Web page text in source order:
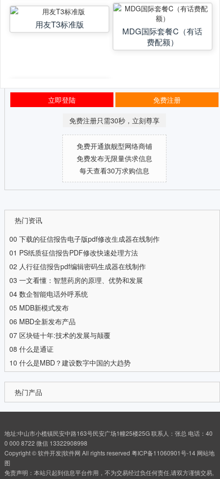
用友T3标准版
MDG国际套餐C（有话
费配额）
立即登陆 免费注册
免费注册只需30秒，立刻尊享
免费开通旗舰型网络商铺
免费发布无限量供求信息
每天查看30万求购信息
热门资讯
00 下载的征信报告电子版pdf修改生成器在线制作
01 PS纸质征信报告PDF修改快速处理方法
02 人行征信报告pdf编辑密码生成器在线制作
03 一文看懂：智慧药房的原理、优势和发展
04 数企智能电话外呼系统
05 MDB新模式发布
06 MBD全新发布产品
07 区块链十年:技术的发展与颠覆
08 什么是通证
10 什么是MBD？建设数字中国的大趋势
热门产品
地址:中山市小榄镇民安中路163号民安广场1幢25楼25G 联系人：张总 电话：40
0 000 8722 微信 13322908998
Copyright © 软件开发|软件网 All rights reserved 粤ICP备11060901号-14 网站地
图
免责声明：本站只起到信息平台作用，不为交易经过负任何责任,请双方谨慎交易,